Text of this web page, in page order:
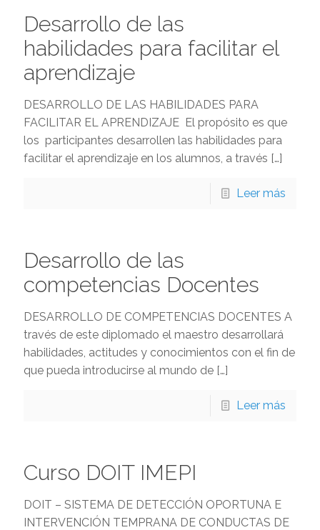
Desarrollo de las
habilidades para facilitar el
aprendizaje
DESARROLLO DE LAS HABILIDADES PARA
FACILITAR EL APRENDIZAJE El propósito es que
los participantes desarrollen las habilidades para
facilitar el aprendizaje en los alumnos, a través […]
Leer más
Desarrollo de las
competencias Docentes
DESARROLLO DE COMPETENCIAS DOCENTES A
través de este diplomado el maestro desarrollará
habilidades, actitudes y conocimientos con el fin de
que pueda introducirse al mundo de […]
Leer más
Curso DOIT IMEPI
DOIT – SISTEMA DE DETECCIÓN OPORTUNA E
INTERVENCIÓN TEMPRANA DE CONDUCTAS DE